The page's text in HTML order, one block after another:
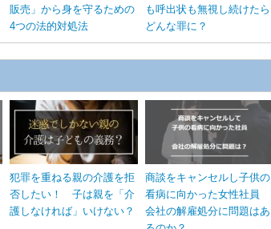
販売」から身を守るための
4つの法的対処法
も呼出状も無視し続けたら
どんな罪に？
犯罪を重ねる親の介護を拒
否したい！ 子は親を「介
護しなければ」いけない？
商談をキャンセルし子供の
看病に向かった女性社員
会社の解雇処分に問題はあ